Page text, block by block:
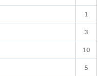
1
3
10
5